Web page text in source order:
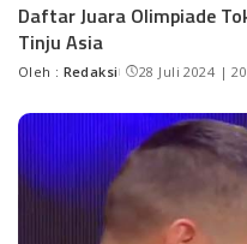
Daftar Juara Olimpiade
Tinju Asia
Oleh : Redaksi 28 Juli 2024 |